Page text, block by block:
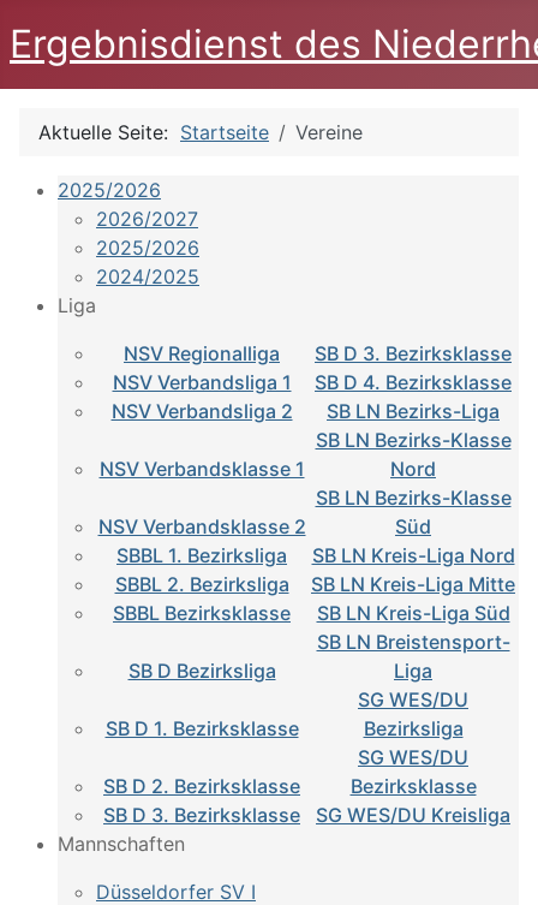
Ergebnisdienst des
Aktuelle Seite: Startseite Vereine
2025/2026
2026/2027
2025/2026
2024/2025
Liga
NSV Regionalliga
SB D 3. Bezirksklasse
NSV Verbandsliga 1
SB D 4. Bezirksklasse
NSV Verbandsliga 2
SB LN Bezirks-Liga
NSV Verbandsklasse 1
SB LN Bezirks-Klasse
Nord
NSV Verbandsklasse 2
SB LN Bezirks-Klasse
Süd
SBBL 1. Bezirksliga
SB LN Kreis-Liga Nord
SBBL 2. Bezirksliga
SB LN Kreis-Liga Mitte
SBBL Bezirksklasse
SB LN Kreis-Liga Süd
SB D Bezirksliga
SB LN Breistensport-
Liga
SB D 1. Bezirksklasse
SG WES/DU
Bezirksliga
SB D 2. Bezirksklasse
SG WES/DU
Bezirksklasse
SB D 3. Bezirksklasse
SG WES/DU Kreisliga
Mannschaften
Düsseldorfer SV I